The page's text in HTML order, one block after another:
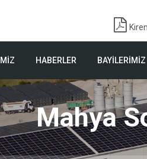
HABERLER BAYİLERİMİZ
Mahya